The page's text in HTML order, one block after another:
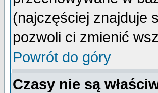
(najczęściej znajduje
pozwoli ci zmienić
Powrót do góry
Czasy nie są